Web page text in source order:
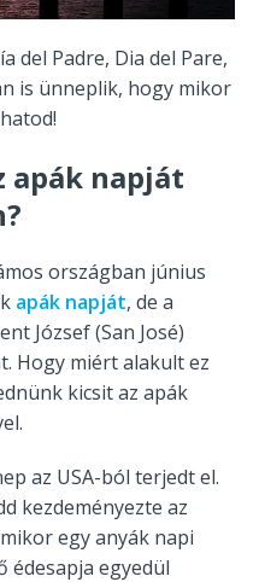
del Padre, Dia del Pare,
is ünneplik, hogy mikor
apák napját
országban június
apák napját, de a
József (San José)
Hogy miért alakult ez
kicsit az apák
az USA-ból terjedt el.
kezdeményezte az
egy anyák napi
édesapja egyedül